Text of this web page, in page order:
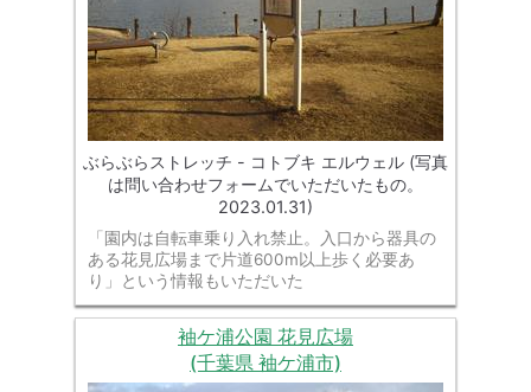
ぶらぶらストレッチ - コトブキ エルウェル (写真
は問い合わせフォームでいただいたもの。
2023.01.31)
「園内は自転車乗り入れ禁止。入口から器具の
ある花見広場まで片道600m以上歩く必要あ
り」という情報もいただいた
袖ケ浦公園 花見広場
(千葉県 袖ケ浦市)